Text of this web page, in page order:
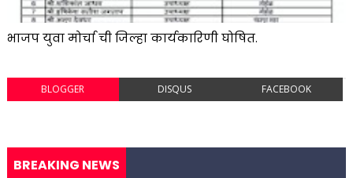
भाजप युवा मोर्चा ची जिल्हा कार्यकारिणी घोषित.
BLOGGER DISQUS FACEBOOK
BREAKING NEWS